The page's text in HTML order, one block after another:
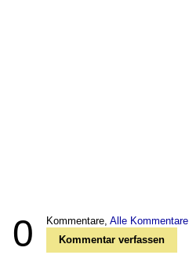
0 Kommentare, Alle Kommentare
Kommentar verfassen